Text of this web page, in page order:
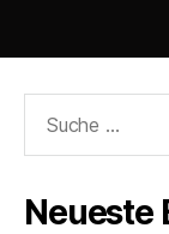
nach:
Neueste